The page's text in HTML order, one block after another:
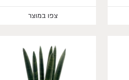
צפו במוצר